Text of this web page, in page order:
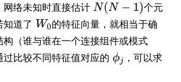
络未知时直接估计
个元
知道了
的特征向量，就相当于确
构（谁与谁在一个连接组件或模式
比较不同特征值对应的
，可以求